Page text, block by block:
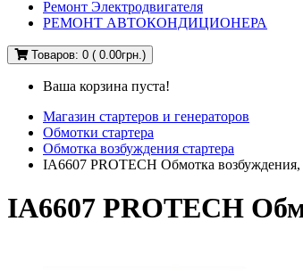
Ремонт Электродвигателя
РЕМОНТ АВТОКОНДИЦИОНЕРА
Товаров: 0 ( 0.00грн.)
Ваша корзина пуста!
Магазин стартеров и генераторов
Обмотки стартера
Обмотка возбуждения стартера
IA6607 PROTECH Обмотка возбуждения,
IA6607 PROTECH